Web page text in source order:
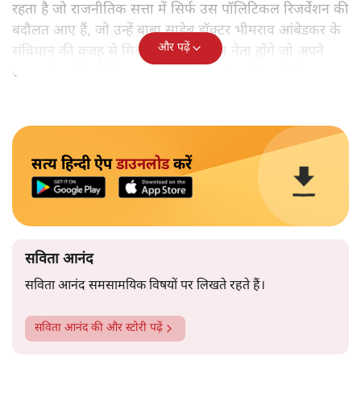
रहता है जो राजनीतिक सत्ता में सिर्फ उस पॉलिटिकल रिजर्वेशन की
बदौलत आए हैं, जो उन्हें बाबा साहेब डॉक्टर भीमराव आंबेडकर के
संविधान की वजह से मिला। ऐसे बहुत कम नेता होंगे जो अपने
समाज के मुद्दों को विधानसभाओं में और संसद में उठाते हैं।
और पढ़ें
सत्य हिन्दी ऐपडाउनलोडकरें
सविता आनंद
सविता आनंद समसामयिक विषयों पर लिखते रहते हैं।
सविता आनंदकी और स्टोरी पढ़ें